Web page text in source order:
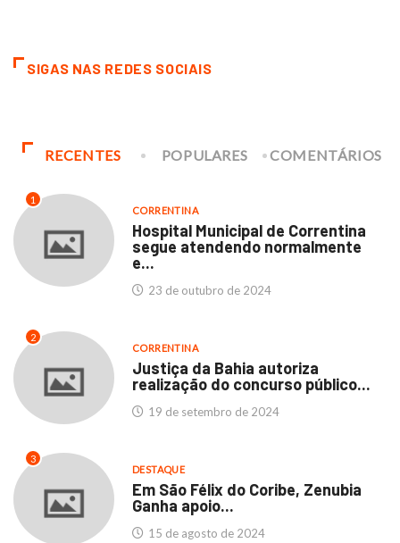
SIGAS NAS REDES SOCIAIS
RECENTES POPULARES COMENTÁRIOS
1
CORRENTINA
Hospital Municipal de Correntina
segue atendendo normalmente
e...
23 de outubro de 2024
2
CORRENTINA
Justiça da Bahia autoriza
realização do concurso público...
19 de setembro de 2024
3
DESTAQUE
Em São Félix do Coribe, Zenubia
Ganha apoio...
15 de agosto de 2024